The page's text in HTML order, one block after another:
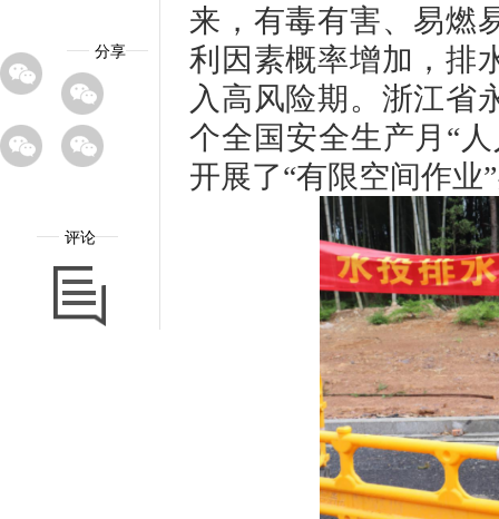
分享
评论
来，有毒有害、易燃
利因素概率增加，排
入高风险期。浙江省
个全国安全生产月“
开展了“有限空间作业